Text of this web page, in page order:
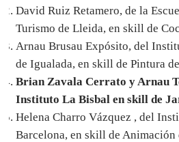
David Ruiz Retamero, de la
Turismo de Lleida, en skill de
Arnau Brusau Expósito, del
de Igualada, en skill de Pintura
Brian Zavala Cerrato y Arnau
Instituto La Bisbal en skill de
Helena Charro Vázquez , del
Barcelona, en skill de